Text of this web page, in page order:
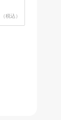
（税込）